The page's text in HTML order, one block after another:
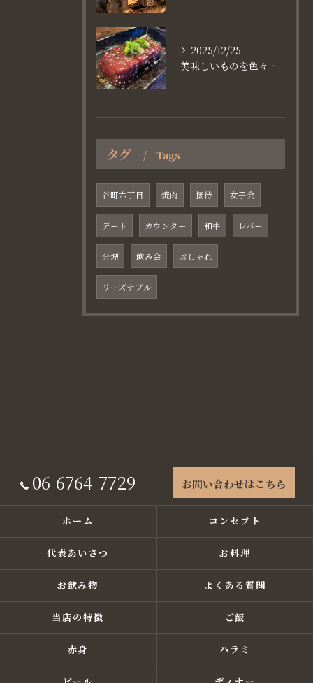
2025/12/25
美味しいものを色々楽しめるのが #お店で焼肉
タグ Tags
谷町六丁目 焼肉 接待 女子会
デート カウンター 和牛 レバー
分煙 飲み会 おしゃれ
リーズナブル
06-6764-7729 お問い合わせはこちら
ホーム コンセプト
代表あいさつ お料理
お飲み物 よくある質問
当店の特徴 ご飯
赤身 ハラミ